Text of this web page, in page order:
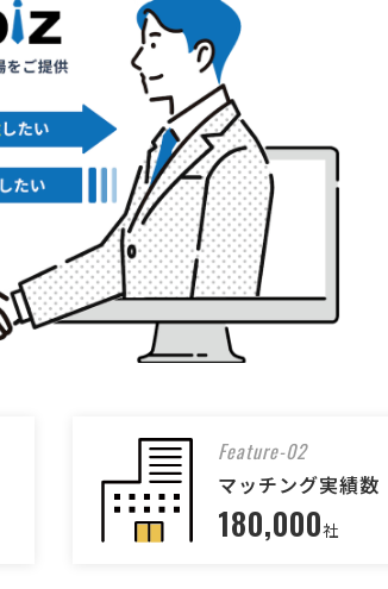
Feature-02
マッチング実績数
180,000社